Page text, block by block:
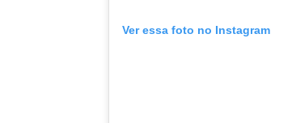
Ver essa foto no Instagram